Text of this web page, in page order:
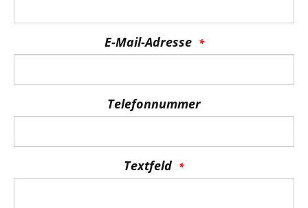
E-Mail-Adresse
Telefonnummer
Textfeld